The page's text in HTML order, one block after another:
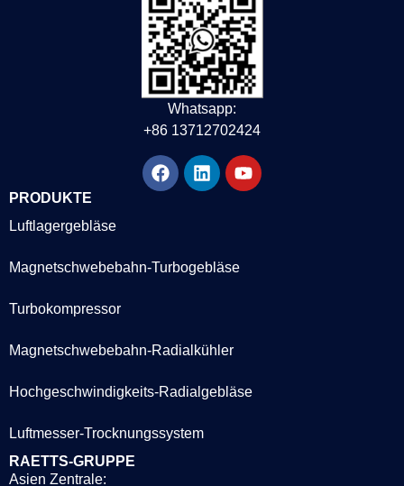
Whatsapp:
+86 13712702424
PRODUKTE
Luftlagergebläse
Magnetschwebebahn-Turbogebläse
Turbokompressor
Magnetschwebebahn-Radialkühler
Hochgeschwindigkeits-Radialgebläse
Luftmesser-Trocknungssystem
RAETTS-GRUPPE
Asien Zentrale: